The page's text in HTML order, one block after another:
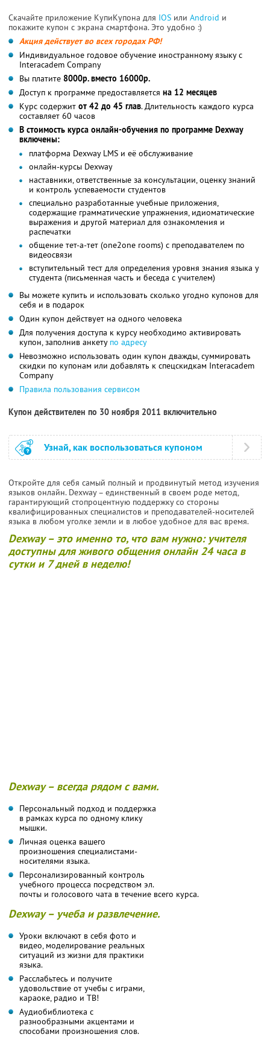
Скачайте приложение КупиКупона для IOS или Android и
покажите купон с экрана смартфона. Это удобно :)
Акция действует во всех городах РФ!
Индивидуальное годовое обучение иностранному языку с
Interacadem Company
Вы платите 8000р. вместо 16000р.
Доступ к программе предоставляется на 12 месяцев
Курс содержит от 42 до 45 глав. Длительность каждого курса
составляет 60 часов
В стоимость курса онлайн-обучения по программе Dexway
включены:
платформа Dexway LMS и её обслуживание
онлайн-курсы Dexway
наставники, ответственные за консультации, оценку знаний
и контроль успеваемости студентов
специально разработанные учебные приложения,
содержащие грамматические упражнения, идиоматические
выражения и другой материал для ознакомления и
распечатки
общение тет-а-тет (one2one rooms) с преподавателем по
видеосвязи
вступительный тест для определения уровня знания языка у
студента (письменная часть и беседа с учителем)
Вы можете купить и использовать сколько угодно купонов для
себя и в подарок
Один купон действует на одного человека
Для получения доступа к курсу необходимо активировать
купон, заполнив анкету по адресу
Невозможно использовать один купон дважды, суммировать
скидки по купонам или добавлять к спецскидкам Interacadem
Company
Правила пользования сервисом
Купон действителен по 30 ноября 2011 включительно
Узнай, как воспользоваться купоном
Откройте для себя самый полный и продвинутый метод изучения
языков онлайн. Dexway – единственный в своем роде метод,
гарантирующий стопроцентную поддержку со стороны
квалифицированных специалистов и преподавателей-носителей
языка в любом уголке земли и в любое удобное для вас время.
Dexway – это именно то, что вам нужно: учителя
доступны для живого общения онлайн 24 часа в
сутки и 7 дней в неделю!
Dexway – всегда рядом с вами.
Персональный подход и поддержка
в рамках курса по одному клику
мышки.
Личная оценка вашего
произношения специалистами-
носителями языка.
Персонализированный контроль
учебного процесса посредством эл.
почты и голосового чата в течение всего курса.
Dexway – учеба и развлечение.
Уроки включают в себя фото и
видео, моделирование реальных
ситуаций из жизни для практики
языка.
Расслабьтесь и получите
удовольствие от учебы с играми,
караоке, радио и ТВ!
Аудиобиблиотека с
разнообразными акцентами и
способами произношения слов.